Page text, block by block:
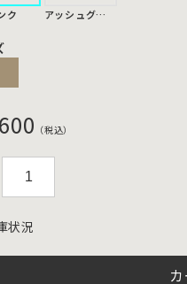
ク アッシュグレー
（税込）
状況